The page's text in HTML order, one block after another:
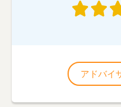
アドバイ